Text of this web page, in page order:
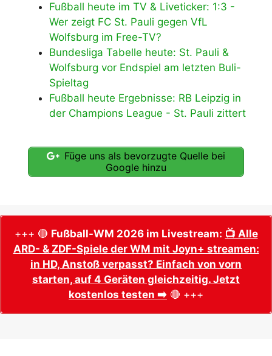
Fußball heute im TV & Liveticker: 1:3 -
Wer zeigt FC St. Pauli gegen VfL
Wolfsburg im Free-TV?
Bundesliga Tabelle heute: St. Pauli &
Wolfsburg vor Endspiel am letzten Buli-
Spieltag
Fußball heute Ergebnisse: RB Leipzig in
der Champions League - St. Pauli zittert
Füge uns als bevorzugte Quelle bei
Google hinzu
+++ 🔴 Fußball-WM 2026 im Livestream: 📺 Alle
ARD- & ZDF-Spiele der WM mit Joyn+ streamen:
in HD, Anstoß verpasst? Einfach von vorn
starten, auf 4 Geräten gleichzeitig. Jetzt
kostenlos testen ➡️ 🔴 +++